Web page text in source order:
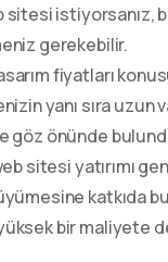
sitesi istiyorsanız,
gerekebilir.
fiyatları
yanı sıra uzun
göz önünde
sitesi yatırımı
katkıda
bir maliyete